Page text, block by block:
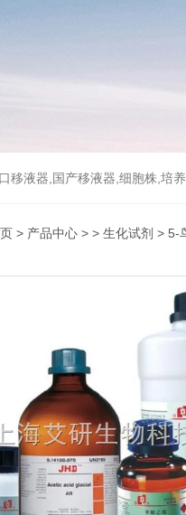
移液器,国产移液器,细胞株,培
> 产品中心 > > 生化试剂 > 5-